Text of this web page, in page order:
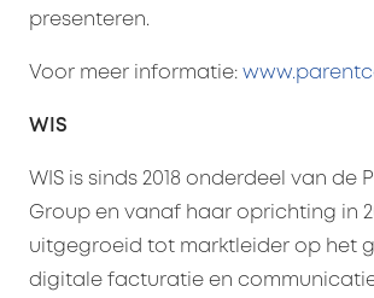
presenteren.
Voor meer informatie:
WIS
WIS is sinds 2018 onderdeel van de
Group en vanaf haar oprichting in
uitgegroeid tot marktleider op het
digitale facturatie en